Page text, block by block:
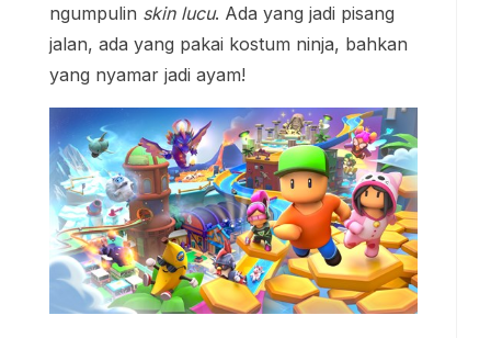
ngumpulin skin lucu. Ada yang jadi pisang
jalan, ada yang pakai kostum ninja, bahkan
yang nyamar jadi ayam!